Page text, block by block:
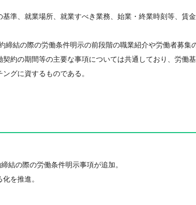
準、就業場所、就業すべき業務、始業・終業時刻等、賃
結の際の労働条件明示の前段階の職業紹介や労働者募集
約の期間等の主要な事項については共通しており、労働
グに資するものである。
結の際の労働条件明示事項が追加。
を推進。